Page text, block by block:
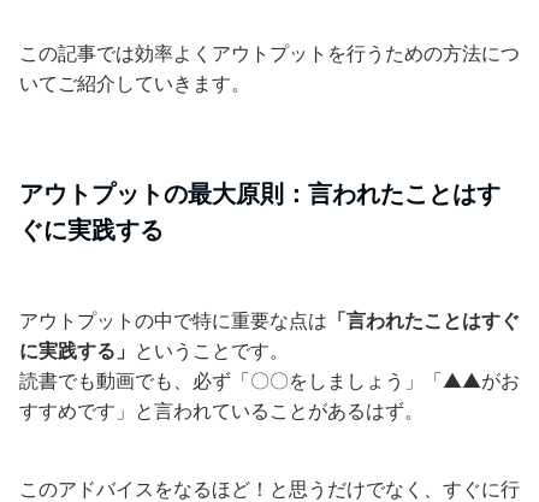
この記事では効率よくアウトプットを行うための方法につ
いてご紹介していきます。
アウトプットの最大原則：言われたことはす
ぐに実践する
アウトプットの中で特に重要な点は 「言われたことはすぐ
に実践する」 ということです。
読書でも動画でも、必ず「〇〇をしましょう」「▲▲がお
すすめです」と言われていることがあるはず。
このアドバイスをなるほど！と思うだけでなく、すぐに行